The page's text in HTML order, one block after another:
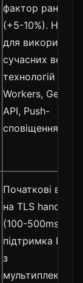
фактор
(+5-10%).
для
сучасних веб-
технологій
Workers,
API, Push-
сповіщення).
Початкові
на TLS
(100-500ms),
підтримка
з